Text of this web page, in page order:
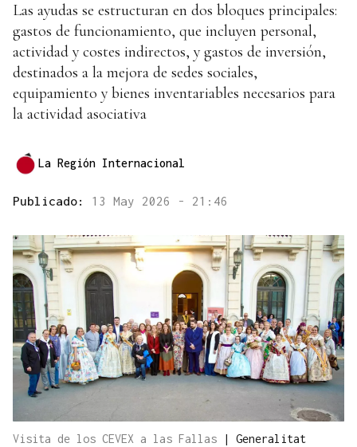
Las ayudas se estructuran en dos bloques principales:
gastos de funcionamiento, que incluyen personal,
actividad y costes indirectos, y gastos de inversión,
destinados a la mejora de sedes sociales,
equipamiento y bienes inventariables necesarios para
la actividad asociativa
La Región Internacional
Publicado: 13 May 2026 - 21:46
Visita de los CEVEX a las Fallas | Generalitat